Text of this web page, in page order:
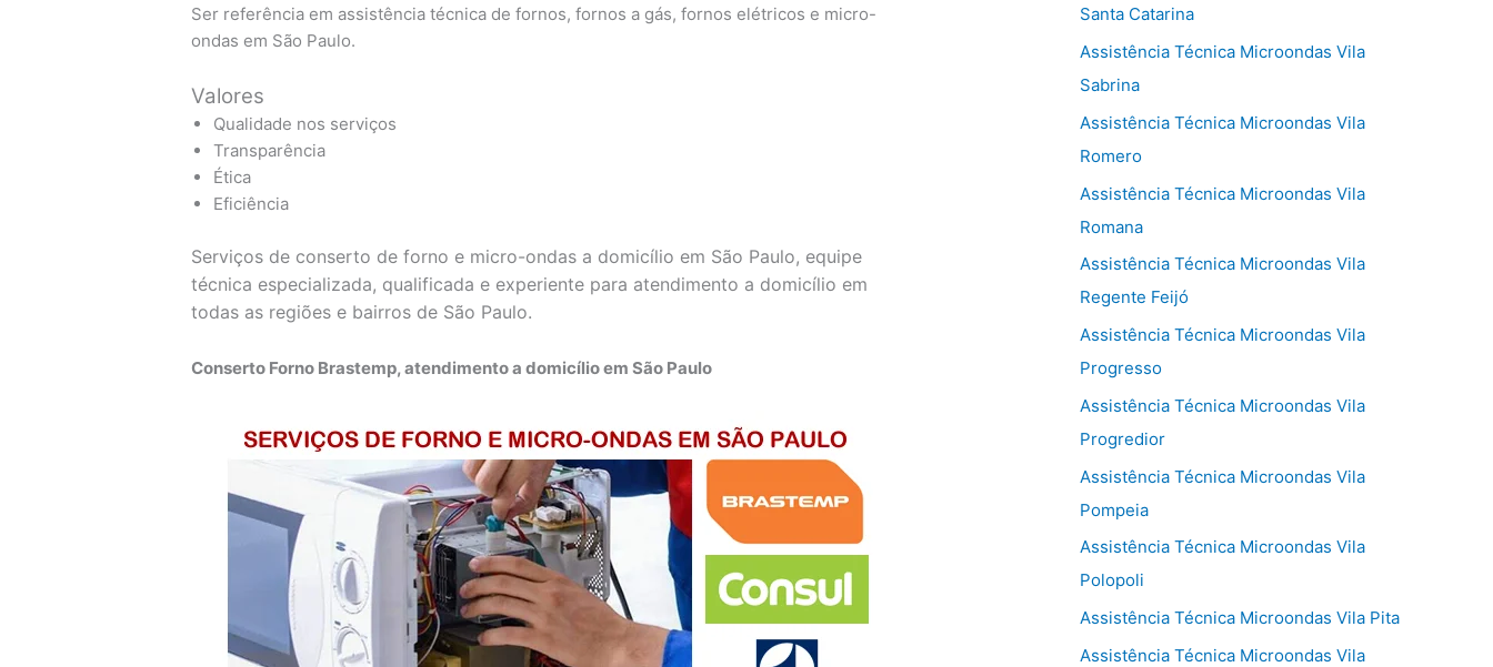
Ser referência em assistência técnica de fornos, fornos a gás, fornos elétricos e micro-
ondas em São Paulo.
Valores
Qualidade nos serviços
Transparência
Ética
Eficiência
Serviços de conserto de forno e micro-ondas a domicílio em São Paulo, equipe
técnica especializada, qualificada e experiente para atendimento a domicílio em
todas as regiões e bairros de São Paulo.
Conserto Forno Brastemp, atendimento a domicílio em São Paulo
Santa Catarina
Assistência Técnica Microondas Vila
Sabrina
Assistência Técnica Microondas Vila
Romero
Assistência Técnica Microondas Vila
Romana
Assistência Técnica Microondas Vila
Regente Feijó
Assistência Técnica Microondas Vila
Progresso
Assistência Técnica Microondas Vila
Progredior
Assistência Técnica Microondas Vila
Pompeia
Assistência Técnica Microondas Vila
Polopoli
Assistência Técnica Microondas Vila Pita
Assistência Técnica Microondas Vila